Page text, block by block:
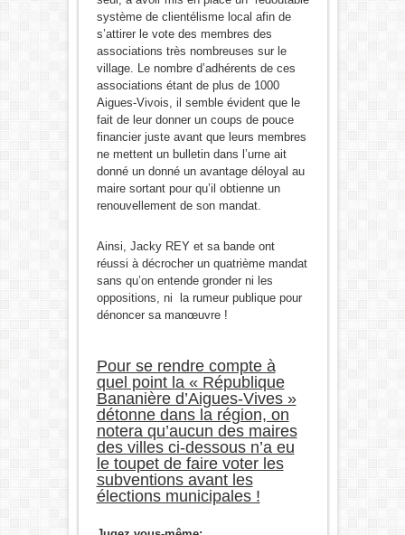
système de clientélisme local afin de
s’attirer le vote des membres des
associations très nombreuses sur le
village. Le nombre d’adhérents de ces
associations étant de plus de 1000
Aigues-Vivois, il semble évident que le
fait de leur donner un coups de pouce
financier juste avant que leurs membres
ne mettent un bulletin dans l’urne ait
donné un donné un avantage déloyal au
maire sortant pour qu’il obtienne un
renouvellement de son mandat.
Ainsi, Jacky REY et sa bande ont
réussi à décrocher un quatrième mandat
sans qu’on entende gronder ni les
oppositions, ni la rumeur publique pour
dénoncer sa manœuvre !
Pour se rendre compte à
quel point la « République
Bananière d’Aigues-Vives »
détonne dans la région, on
notera qu’aucun des maires
des villes ci-dessous n’a eu
le toupet de faire voter les
subventions avant les
élections municipales !